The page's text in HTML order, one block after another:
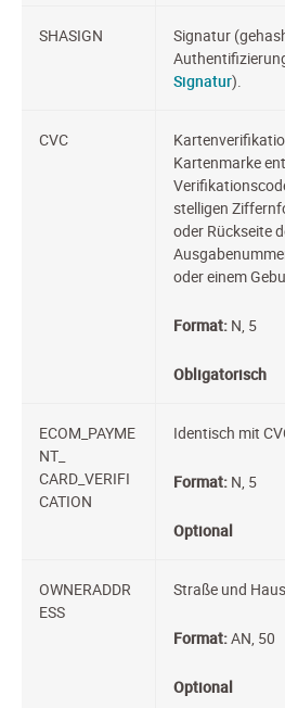
SHASIGN
Signatur
Signatur).
CVC
Kartenmarke
stelligen
oder Rückseite
oder einem
Format: N, 5
Obligatorisch
ECOM_PAYME
NT_
CARD_VERIFI
CATION
Identisch mit
Format: N, 5
Optional
OWNERADDR
ESS
Straße und
Format:AN, 50
Optional